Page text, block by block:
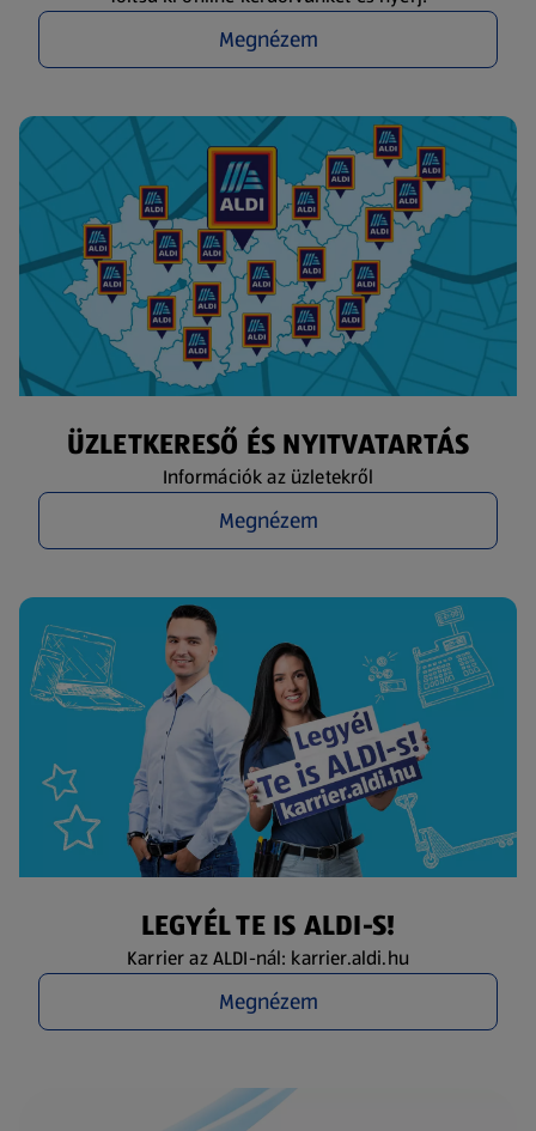
Megnézem
ÜZLETKERESŐ ÉS NYITVATARTÁS
Információk az üzletekről
Megnézem
LEGYÉL TE IS ALDI-S!
Karrier az ALDI-nál: karrier.aldi.hu
Megnézem